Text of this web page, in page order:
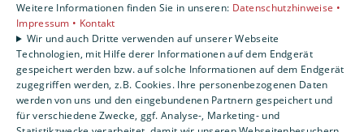
Gewerbekunden
Karriere
Unternehmen
Kontakt
Weitere Informationen finden Sie in unseren: Datenschutzhinweise •
Impressum • Kontakt
Wir und auch Dritte verwenden auf unserer Webseite
Technologien, mit Hilfe derer Informationen auf dem Endgerät
gespeichert werden bzw. auf solche Informationen auf dem Endgerät
zugegriffen werden, z.B. Cookies. Ihre personenbezogenen Daten
werden von uns und den eingebundenen Partnern gespeichert und
für verschiedene Zwecke, ggf. Analyse-, Marketing- und